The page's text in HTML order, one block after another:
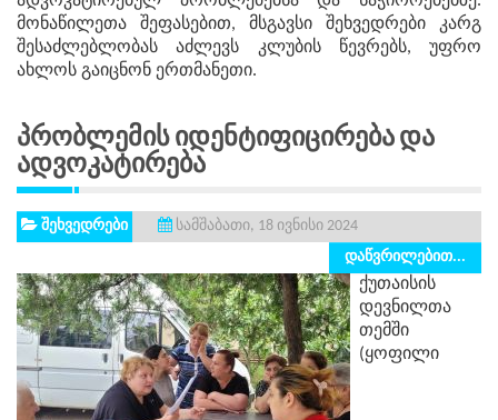
მონაწილეთა შეფასებით, მსგავსი შეხვედრები კარგ
შესაძლებლობას აძლევს კლუბის წევრებს, უფრო
ახლოს გაიცნონ ერთმანეთი.
Პრობლემის Იდენტიფიცირება Და
Ადვოკატირება
შეხვედრები
სამშაბათი, 18 ივნისი 2024
დაწვრილებით...
ქუთაისის
დევნილთა
თემში
(ყოფილი